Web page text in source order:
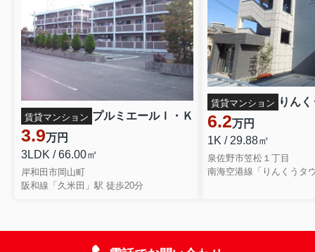
賃貸マンション プルミエールＩ・Ｋ
3.9万円
3LDK / 66.00㎡
岸和田市岡山町
阪和線「久米田」駅 徒歩20分
賃貸マンション りん
6.2万円
1K / 29.88㎡
泉佐野市笠松１丁目
南海空港線「りんくうタ